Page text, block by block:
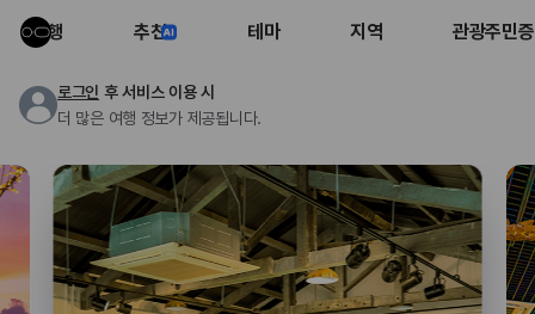
여행 추천 테마 지역 관광주민증
로그인 후 서비스 이용 시
더 많은 여행 정보가 제공됩니다.